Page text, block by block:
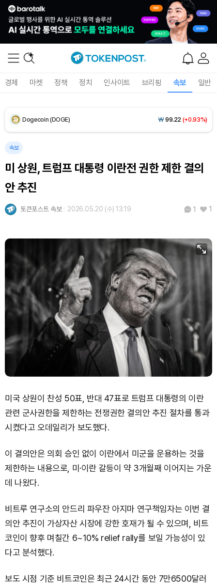
경제 마켓 정책 정치 인사이트 브리핑 속보 일반
XRP (XRP) ₩1,455(-1.20%)
Dogecoin (DOGE) ₩ 99.22 (+0.93%)
속보
미 상원, 트럼프 대통령 이란전 권한 제한 결의
안 추진
토큰포스트 속보 2026.05.20 (수) 13:19 1 1
미국 상원이 찬성 50표, 반대 47표로 트럼프 대통령의 이란
관련 군사권한을 제한하는 전쟁권한 결의안 추진 절차를 통과
시켰다고 오데일리가 보도했다.
이 결의안은 의회 승인 없이 이란에서 미군을 운용하는 것을
제한하는 내용으로, 미·이란 갈등이 약 3개월째 이어지는 가운
데 나왔다.
비트루 연구소의 안드리 파우잔 아지마 연구책임자는 이번 결
의안 추진이 가상자산 시장에 강한 호재가 될 수 있으며, 비트
코인이 향후 며칠간 6~10% relief rally를 보일 가능성이 있
다고 분석했다.
보도 시점 기준 비트코인은 최근 24시간 동안 7만6500달러